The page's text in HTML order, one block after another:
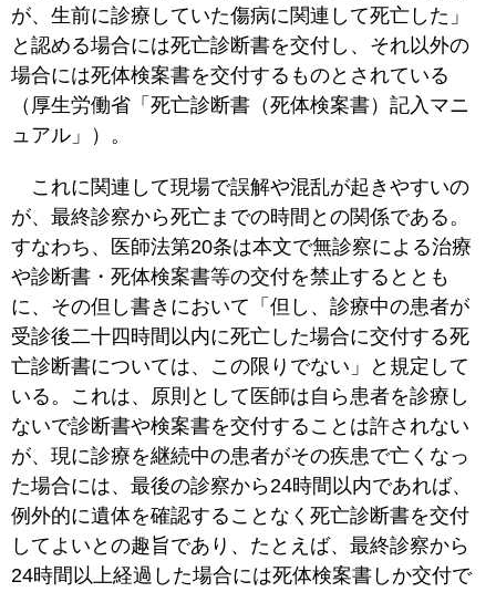
が、生前に診療していた傷病に関連して死亡した」
と認める場合には死亡診断書を交付し、それ以外の
場合には死体検案書を交付するものとされている
（厚生労働省「死亡診断書（死体検案書）記入マニ
ュアル」）。
これに関連して現場で誤解や混乱が起きやすいの
が、最終診察から死亡までの時間との関係である。
すなわち、医師法第20条は本文で無診察による治療
や診断書・死体検案書等の交付を禁止するととも
に、その但し書きにおいて「但し、診療中の患者が
受診後二十四時間以内に死亡した場合に交付する死
亡診断書については、この限りでない」と規定して
いる。これは、原則として医師は自ら患者を診療し
ないで診断書や検案書を交付することは許されない
が、現に診療を継続中の患者がその疾患で亡くなっ
た場合には、最後の診察から24時間以内であれば、
例外的に遺体を確認することなく死亡診断書を交付
してよいとの趣旨であり、たとえば、最終診察から
24時間以上経過した場合には死体検案書しか交付で